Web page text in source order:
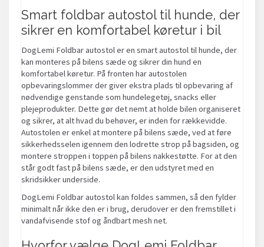
Smart foldbar autostol til hunde, der
sikrer en komfortabel køretur i bil
DogLemi Foldbar autostol er en smart autostol til hunde, der
kan monteres på bilens sæde og sikrer din hund en
komfortabel køretur. På fronten har autostolen
opbevaringslommer der giver ekstra plads til opbevaring af
nødvendige genstande som hundelegetøj, snacks eller
plejeprodukter. Dette gør det nemt at holde bilen organiseret
og sikrer, at alt hvad du behøver, er inden for rækkevidde.
Autostolen er enkel at montere på bilens sæde, ved at føre
sikkerhedsselen igennem den lodrette strop på bagsiden, og
montere stroppen i toppen på bilens nakkestøtte. For at den
står godt fast på bilens sæde, er den udstyret med en
skridsikker underside.
DogLemi Foldbar autostol kan foldes sammen, så den fylder
minimalt når ikke den er i brug, derudover er den fremstillet i
vandafvisende stof og åndbart mesh net.